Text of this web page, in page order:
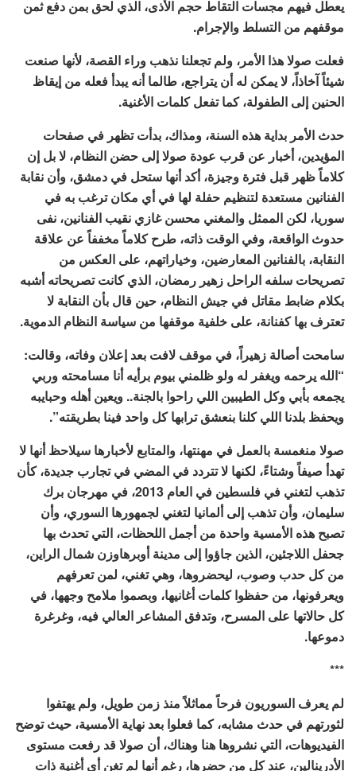
يعطل فيهم مجسات التقاط حجم الأذى، الذي لحق بمن دفع ثمن
موقفهم من التسلط والإجرام.
فعلت صولا هذا الأمر، ولم تجعلنا نذهب وراء القصة، لأنها صنعت
شيئاً آخاذاً، لا يمكن له أن يتراجع، طالما أنه يبدأ فعله من إيقاظ
الحنين إلى الطفولة، كما تفعل كلمات الأغنية.
حدث الأمر بداية هذه السنة، ومذاك، بدأت تظهر في صفحات
المؤيدين، أخبار عن قرب عودة صولا إلى حضن النظام، لا بل إن
كلاماً ظهر قبل فترة وجيزة، أكد أنها ستحل في دمشق، وأن نقابة
الفنانين مستعدة لتنظيم حفلة لها في أي مكان ترغب به في
سوريا، لكن الممثل والمغني محسن غازي نقيب الفنانين، نفى
حدوث الواقعة، وفي الوقت ذاته، طرح كلاماً مخففاً عن علاقة
النقابة، بالفنانين المعارضين، وخياراتهم، على العكس من
تصريحات سلفه الراحل زهير رمضان، الذي كانت تصريحاته أشبه
بكلام ضابط مقاتل في جيش النظام، حين قال بأن النقابة لا
تعترف بها كفنانة، على خلفية موقفها من سياسة النظام الدموية.
سامحت أصالة زهيراً، في موقف لافت بعد إعلان وفاته، وقالت:
“الله يرحمه ويغفر له ولو ظلمني بيوم برأيه أنا مسامحته وربي
يجمعه بأبي وكل الطيبين اللي راحوا بالجنة.. ويعين أهله وحبايبه
ويحفظ بلدنا اللي كلنا بنعشق ترابها كل واحد فينا بطريقته”.
صولا منغمسة بالعمل في مهنتها، والمتابع لأخبارها سيلاحظ أنها لا
تهدأ صيفاً وشتاءً، لكنها لا تتردد في المضي في تجارب جديدة، كأن
تذهب لتغني في فلسطين في العام 2013، في مهرجان برك
سليمان، وأن تذهب إلى ألمانيا لتغني لجمهورها السوري، وأن
تصبح هذه الأمسية واحدة من أجمل اللحظات، التي تحدث بها
جحفل اللاجئين، الذين جاؤوا إلى مدينة أوبرهاوزن شمال الراين،
من كل حدب وصوب، ليحضروها، وهي تغني، لمن تعرفهم
ويعرفونها، من حفظوا كلمات أغانيها، وبصموا ملامح وجهها، في
كل حالاتها على المسرح، وتدفق المشاعر العالي فيه، وغرغرة
دموعها.
***
لم يعرف السوريون فرحاً مماثلاً منذ زمن طويل، ولم يهتفوا
لثورتهم في حدث مشابه، كما فعلوا بعد نهاية الأمسية، حيث توضح
الفيديوهات، التي نشروها هنا وهناك، أن صولا قد رفعت مستوى
الأدرينالين، عند كل من حضرها، رغم أنها لم تغن أي أغنية ذات